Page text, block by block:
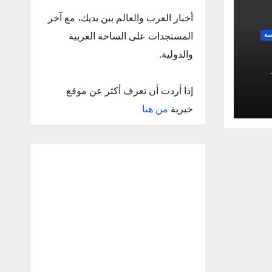
أخبار العرب والعالم بين يديك، مع آخر
المستجدات على الساحة العربية
والدولية.
إذا أردت أن تعرف أكثر عن موقع
خبرية من هنا